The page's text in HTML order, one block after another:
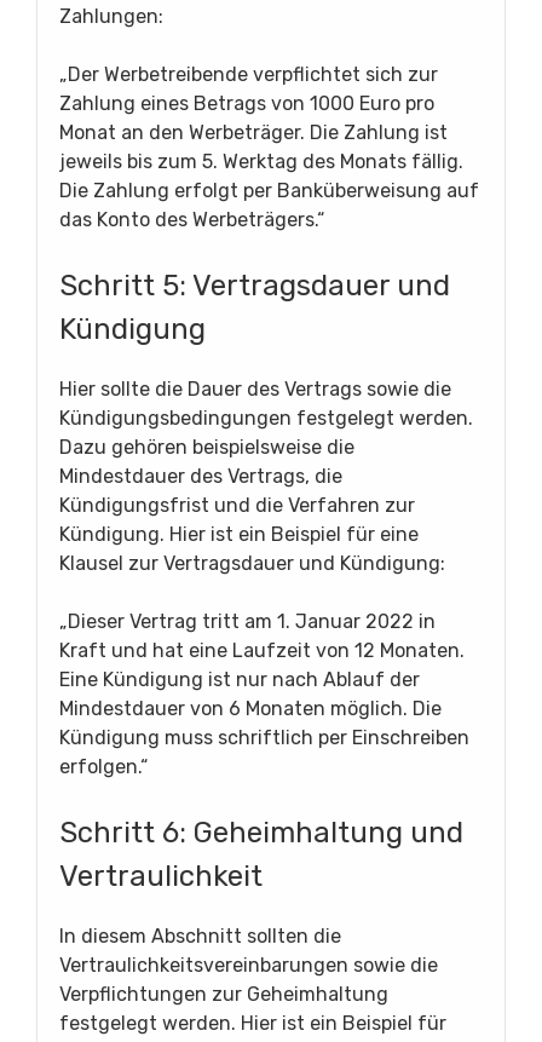
Zahlungen:
„Der Werbetreibende verpflichtet sich zur
Zahlung eines Betrags von 1000 Euro pro
Monat an den Werbeträger. Die Zahlung ist
jeweils bis zum 5. Werktag des Monats fällig.
Die Zahlung erfolgt per Banküberweisung auf
das Konto des Werbeträgers.“
Schritt 5: Vertragsdauer und
Kündigung
Hier sollte die Dauer des Vertrags sowie die
Kündigungsbedingungen festgelegt werden.
Dazu gehören beispielsweise die
Mindestdauer des Vertrags, die
Kündigungsfrist und die Verfahren zur
Kündigung. Hier ist ein Beispiel für eine
Klausel zur Vertragsdauer und Kündigung:
„Dieser Vertrag tritt am 1. Januar 2022 in
Kraft und hat eine Laufzeit von 12 Monaten.
Eine Kündigung ist nur nach Ablauf der
Mindestdauer von 6 Monaten möglich. Die
Kündigung muss schriftlich per Einschreiben
erfolgen.“
Schritt 6: Geheimhaltung und
Vertraulichkeit
In diesem Abschnitt sollten die
Vertraulichkeitsvereinbarungen sowie die
Verpflichtungen zur Geheimhaltung
festgelegt werden. Hier ist ein Beispiel für